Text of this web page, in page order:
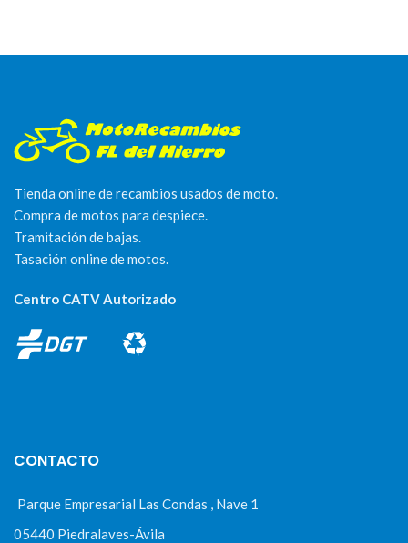
Tienda online de recambios usados de moto.
Compra de motos para despiece.
Tramitación de bajas.
Tasación online de motos.
Centro CATV Autorizado
CONTACTO
Parque Empresarial Las Condas , Nave 1
05440 Piedralaves-Ávila